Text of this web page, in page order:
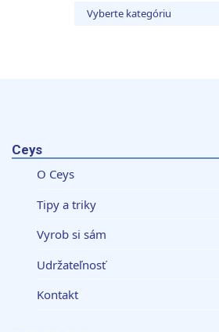
Vyberte kategóriu
Ceys
O Ceys
Tipy a triky
Vyrob si sám
Udržateľnosť
Kontakt